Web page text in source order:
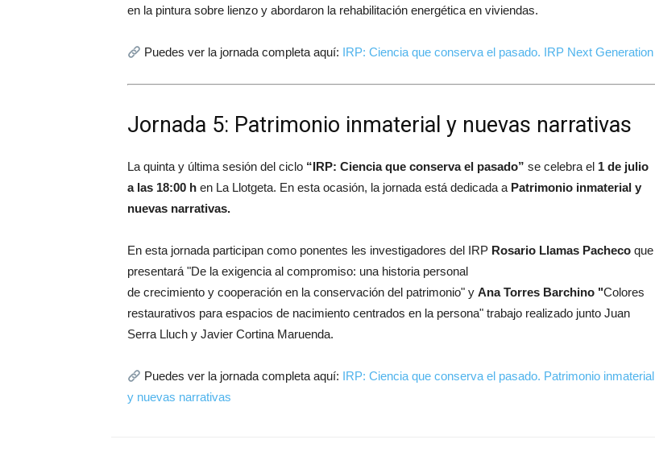
en la pintura sobre lienzo y abordaron la rehabilitación energética en viviendas.
Puedes ver la jornada completa aquí: IRP: Ciencia que conserva el pasado. IRP Next Generation
Jornada 5: Patrimonio inmaterial y nuevas narrativas
La quinta y última sesión del ciclo “IRP: Ciencia que conserva el pasado” se celebra el 1 de julio
a las 18:00 h en La Llotgeta. En esta ocasión, la jornada está dedicada a Patrimonio inmaterial y
nuevas narrativas.
En esta jornada participan como ponentes les investigadores del IRP Rosario Llamas Pacheco que
presentará "De la exigencia al compromiso: una historia personal
de crecimiento y cooperación en la conservación del patrimonio" y Ana Torres Barchino "Colores
restaurativos para espacios de nacimiento centrados en la persona" trabajo realizado junto Juan
Serra Lluch y Javier Cortina Maruenda.
Puedes ver la jornada completa aquí: IRP: Ciencia que conserva el pasado. Patrimonio inmaterial
y nuevas narrativas